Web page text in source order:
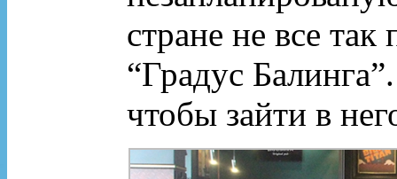
стране не все
“Градус
чтобы зайти в